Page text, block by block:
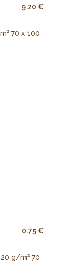
9.20 €
0.75 €